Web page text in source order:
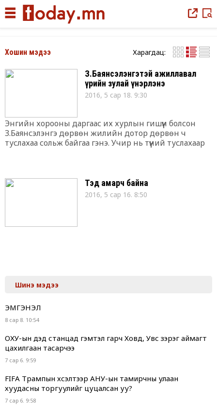
Хошин мэдээ Харагдац:
З.Баянсэлэнгэтэй ажиллавал
үрийн зулай үнэрлэнэ
2016, 5 сар 18. 9:30
Энгийн хорооны даргаас их хурлын гишүүн болсон
З.Баянсэлэнгэ дөрвөн жилийн дотор дөрвөн ч
туслахаа сольж байгаа гэнэ. Учир нь түүний туслахаар
жирэмслэн үрийн зулай үнэрлэлээ
Тэд амарч байна
2016, 5 сар 16. 8:50
Шинэ мэдээ
ЭМГЭНЭЛ
8 сар 8. 10:54
ОХУ-ын дэд станцад гэмтэл гарч Ховд, Увс зэрэг аймагт
цахилгаан тасарчээ
7 сар 6. 9:59
FIFA Трампын хүсэлтээр АНУ-ын тамирчны улаан
хуудасны торгуулийг цуцалсан уу?
7 сар 6. 9:58